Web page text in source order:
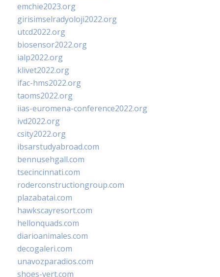
emchie2023.org
girisimselradyoloji2022.org
utcd2022.org
biosensor2022.org
ialp2022.org
klivet2022.org
ifac-hms2022.org
taoms2022.org
iias-euromena-conference2022.org
ivd2022.org
csity2022.org
ibsarstudyabroad.com
bennusehgall.com
tsecincinnati.com
roderconstructiongroup.com
plazabatai.com
hawkscayresort.com
hellonquads.com
diarioanimales.com
decogaleri.com
unavozparadios.com
shoes-vert.com